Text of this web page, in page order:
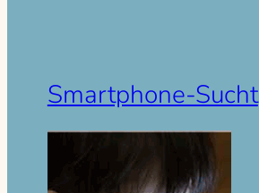
Smartphone-Sucht